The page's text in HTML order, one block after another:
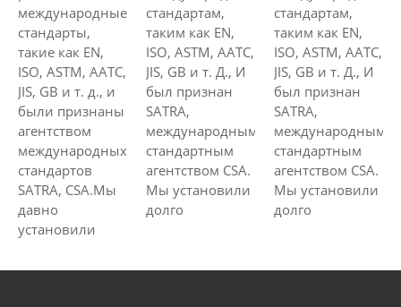
международные
стандарты,
такие как EN,
ISO, ASTM, AATC,
JIS, GB и т. д., и
были признаны
агентством
международных
стандартов
SATRA, CSA.Мы
давно
установили
стандартам,
таким как EN,
ISO, ASTM, AATC,
JIS, GB и т. Д., И
был признан
SATRA,
международным
стандартным
агентством CSA.
Мы установили
долго
стандартам,
таким как EN,
ISO, ASTM, AATC,
JIS, GB и т. Д., И
был признан
SATRA,
международным
стандартным
агентством CSA.
Мы установили
долго